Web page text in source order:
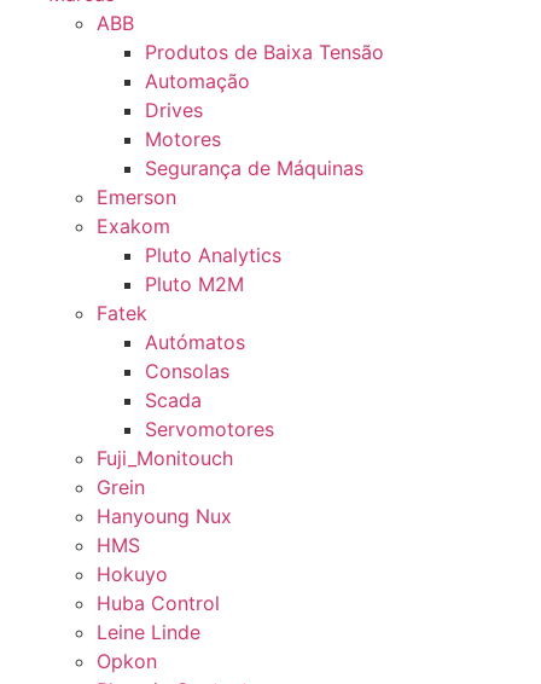
ABB
Produtos de Baixa Tensão
Automação
Drives
Motores
Segurança de Máquinas
Emerson
Exakom
Pluto Analytics
Pluto M2M
Fatek
Autómatos
Consolas
Scada
Servomotores
Fuji_Monitouch
Grein
Hanyoung Nux
HMS
Hokuyo
Huba Control
Leine Linde
Opkon